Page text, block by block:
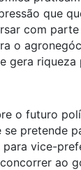
que
com parte
o
gera riqueza
o futuro
pretende
vice-
ao